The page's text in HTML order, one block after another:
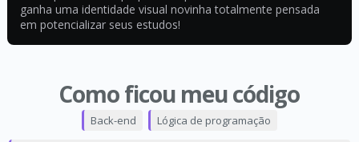
ganha uma identidade visual novinha totalmente pensada
em potencializar seus estudos!
Como ficou meu código
Back-end Lógica de programação